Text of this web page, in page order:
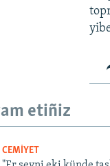
etiñiz
CEMİYET